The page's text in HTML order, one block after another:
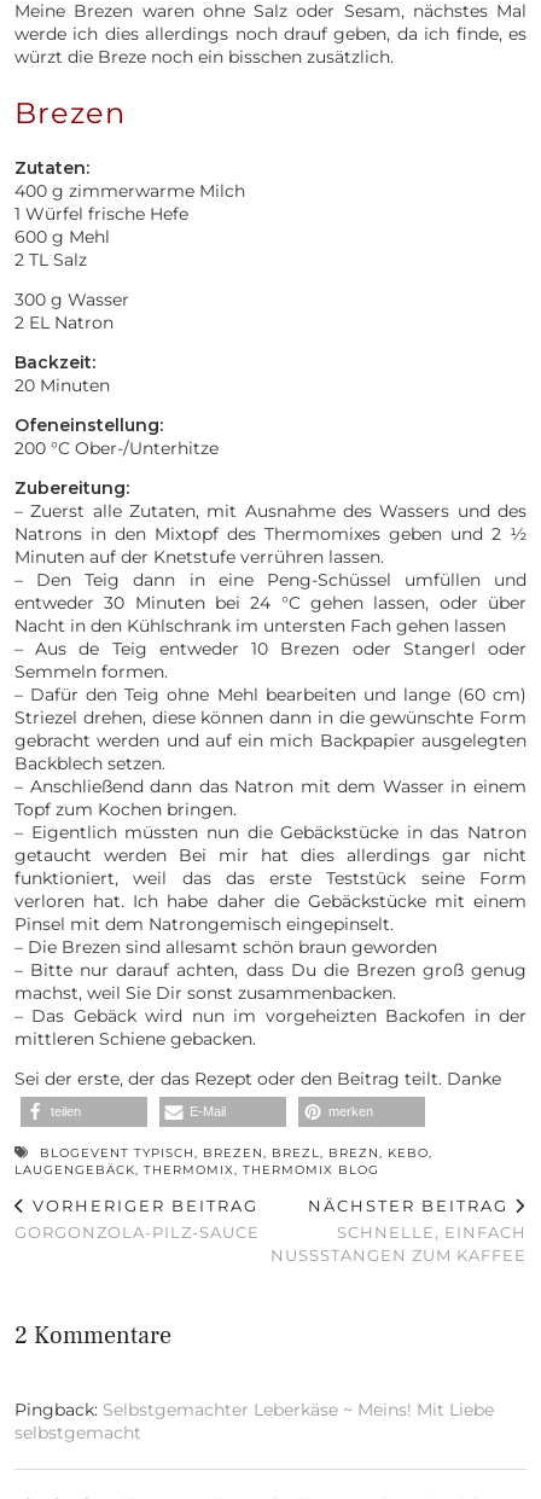
Meine Brezen waren ohne Salz oder Sesam, nächstes Mal
werde ich dies allerdings noch drauf geben, da ich finde, es
würzt die Breze noch ein bisschen zusätzlich.
Brezen
Zutaten:
400 g zimmerwarme Milch
1 Würfel frische Hefe
600 g Mehl
2 TL Salz
300 g Wasser
2 EL Natron
Backzeit:
20 Minuten
Ofeneinstellung:
200 °C Ober-/Unterhitze
Zubereitung:
– Zuerst alle Zutaten, mit Ausnahme des Wassers und des
Natrons in den Mixtopf des Thermomixes geben und 2 ½
Minuten auf der Knetstufe verrühren lassen.
– Den Teig dann in eine Peng-Schüssel umfüllen und
entweder 30 Minuten bei 24 °C gehen lassen, oder über
Nacht in den Kühlschrank im untersten Fach gehen lassen
– Aus de Teig entweder 10 Brezen oder Stangerl oder
Semmeln formen.
– Dafür den Teig ohne Mehl bearbeiten und lange (60 cm)
Striezel drehen, diese können dann in die gewünschte Form
gebracht werden und auf ein mich Backpapier ausgelegten
Backblech setzen.
– Anschließend dann das Natron mit dem Wasser in einem
Topf zum Kochen bringen.
– Eigentlich müssten nun die Gebäckstücke in das Natron
getaucht werden Bei mir hat dies allerdings gar nicht
funktioniert, weil das das erste Teststück seine Form
verloren hat. Ich habe daher die Gebäckstücke mit einem
Pinsel mit dem Natrongemisch eingepinselt.
– Die Brezen sind allesamt schön braun geworden
– Bitte nur darauf achten, dass Du die Brezen groß genug
machst, weil Sie Dir sonst zusammenbacken.
– Das Gebäck wird nun im vorgeheizten Backofen in der
mittleren Schiene gebacken.
Sei der erste, der das Rezept oder den Beitrag teilt. Danke
teilen E-Mail merken
BLOGEVENT TYPISCH BREZEN BREZL BREZN KEBO
LAUGENGEBÄCK
THERMOMIX THERMOMIX BLOG
VORHERIGER BEITRAG
GORGONZOLA-PILZ-SAUCE
NÄCHSTER BEITRAG
SCHNELLE, EINFACH
NUSSSTANGEN ZUM KAFFEE
2 Kommentare
Pingback: Selbstgemachter Leberkäse ~ Meins! Mit Liebe
selbstgemacht